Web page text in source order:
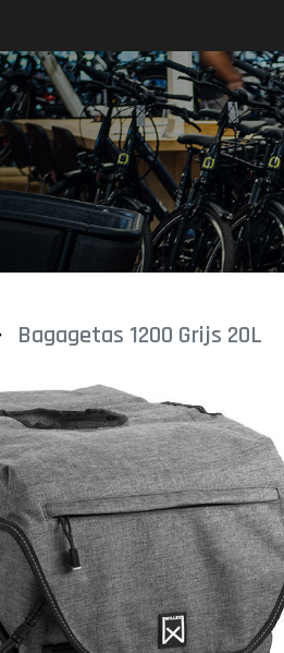
Bagagetas 1200 Grijs 20L